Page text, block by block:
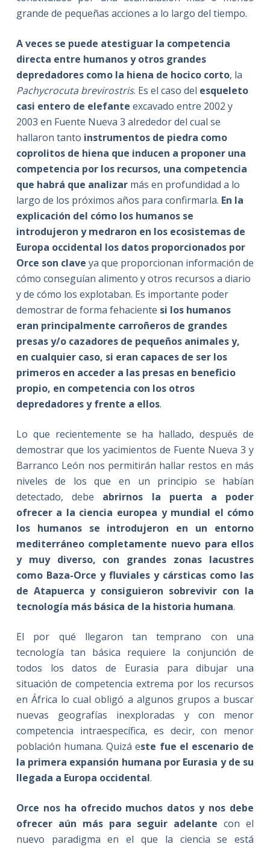
grande de pequeñas acciones a lo largo del tiempo.
A veces se puede atestiguar la competencia
directa entre humanos y otros grandes
depredadores como la hiena de hocico corto, la
Pachycrocuta brevirostris. Es el caso del esqueleto
casi entero de elefante excavado entre 2002 y
2003 en Fuente Nueva 3 alrededor del cual se
hallaron tanto instrumentos de piedra como
coprolitos de hiena que inducen a proponer una
competencia por los recursos, una competencia
que habrá que analizarmás en profundidad a lo
largo de los próximos años para confirmarla. En la
explicación del cómo los humanos se
introdujeron y medraron en los ecosistemas de
Europa occidental los datos proporcionados por
Orce son clave ya que proporcionan información de
cómo conseguían alimento y otros recursos a diario
y de cómo los explotaban. Es importante poder
demostrar de forma fehaciente si los humanos
eran principalmente carroñeros de grandes
presas y/o cazadores de pequeños animales y,
en cualquier caso, si eran capaces de ser los
primeros en acceder a las presas en beneficio
propio, en competencia con los otros
depredadores y frente a ellos.
Lo que recientemente se ha hallado, después de
demostrar que los yacimientos de Fuente Nueva 3 y
Barranco León nos permitirán hallar restos en más
niveles de los que en un principio se habían
detectado, debe abrirnos la puerta a poder
ofrecer a la ciencia europea y mundial el cómo
los humanos se introdujeron en un entorno
mediterráneo completamente nuevo para ellos
y muy diverso, con grandes zonas lacustres
como Baza-Orce y fluviales y cársticas como las
de Atapuerca y consiguieron sobrevivir con la
tecnología más básica de la historia humana.
El por qué llegaron tan temprano con una
tecnología tan básica requiere la conjunción de
todos los datos de Eurasia para dibujar una
situación de competencia extrema por los recursos
en África lo cual obligó a algunos grupos a buscar
nuevas geografías inexploradas y con menor
competencia intraespecífica, es decir, con menor
población humana. Quizá este fue el escenario de
la primera expansión humana por Eurasia y de su
llegada a Europa occidental.
Orce nos ha ofrecido muchos datos y nos debe
ofrecer aún más para seguir adelante con el
nuevo paradigma en el que la ciencia se está